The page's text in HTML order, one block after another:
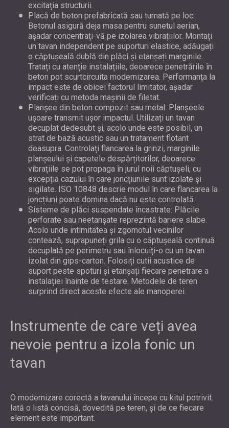
excitația structurii.
Placă de beton prefabricată sau turnată pe loc:
Betonul asigură deja masa pentru sunetul aerian,
așadar concentrați-vă pe izolarea vibrațiilor. Montați
un tavan independent pe suporturi elastice, adăugați
o căptușeală dublă din plăci și etanșați marginile.
Tratați cu atenție instalațiile, deoarece penetrările în
beton pot scurtcircuita modernizarea. Performanța la
impact este de obicei factorul limitator, așadar
verificați cu metoda mașinii de filetat.
Planșee din beton compozit sau metal: Planșeele
ușoare transmit ușor impactul. Utilizați un tavan
decuplat dedesubt și, acolo unde este posibil, un
strat de bază acustic sau un tratament flotant
deasupra. Controlați flancarea la grinzi, marginile
planșeului și capetele despărțitorilor, deoarece
vibrațiile se pot propaga în jurul noii căptușeli, cu
excepția cazului în care joncțiunile sunt izolate și
sigilate. ISO 10848 descrie modul în care flancarea la
joncțiuni poate domina dacă nu este controlată.
Sisteme de plăci suspendate încastrate: Plăcile
perforate sau neetanșate reprezintă bariere slabe.
Acolo unde intimitatea și zgomotul vecinilor
contează, suprapuneți grila cu o căptușeală continuă
decuplată pe perimetru sau înlocuiți-o cu un tavan
izolat din gips-carton. Folosiți cutii acustice de
suport peste spoturi și etanșați fiecare penetrare a
instalației înainte de testare. Metodele de teren
surprind direct aceste efecte ale manoperei.
Instrumente de care veți avea
nevoie pentru a izola fonic un
tavan
O modernizare corectă a tavanului începe cu kitul potrivit.
Iată o listă concisă, dovedită pe teren, și de ce fiecare
element este important.